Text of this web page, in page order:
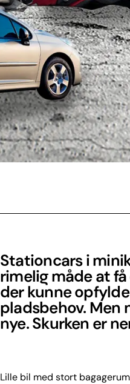
Stationcars i
rimelig måde at
der kunne
pladsbehov. Men
nye. Skurken er
Lille bil med stort